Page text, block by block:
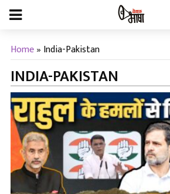
Home» India-Pakistan
INDIA-PAKISTAN